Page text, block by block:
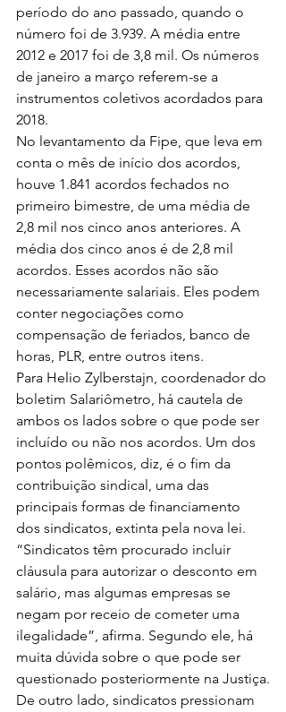
período do ano passado, quando o
número foi de 3.939. A média entre
2012 e 2017 foi de 3,8 mil. Os números
de janeiro a março referem-se a
instrumentos coletivos acordados para
2018.
No levantamento da Fipe, que leva em
conta o mês de início dos acordos,
houve 1.841 acordos fechados no
primeiro bimestre, de uma média de
2,8 mil nos cinco anos anteriores. A
média dos cinco anos é de 2,8 mil
acordos. Esses acordos não são
necessariamente salariais. Eles podem
conter negociações como
compensação de feriados, banco de
horas, PLR, entre outros itens.
Para Helio Zylberstajn, coordenador do
boletim Salariômetro, há cautela de
ambos os lados sobre o que pode ser
incluído ou não nos acordos. Um dos
pontos polêmicos, diz, é o fim da
contribuição sindical, uma das
principais formas de financiamento
dos sindicatos, extinta pela nova lei.
“Sindicatos têm procurado incluir
cláusula para autorizar o desconto em
salário, mas algumas empresas se
negam por receio de cometer uma
ilegalidade”, afirma. Segundo ele, há
muita dúvida sobre o que pode ser
questionado posteriormente na Justiça.
De outro lado, sindicatos pressionam